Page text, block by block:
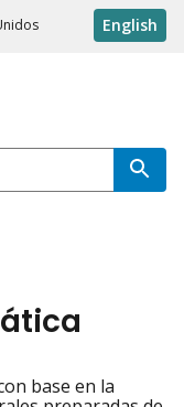
English
base en la